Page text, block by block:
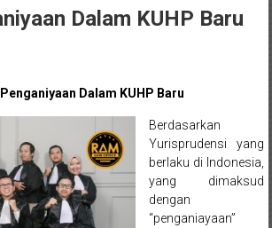
Dalam KUHP Baru
Dalam KUHP Baru
Berdasarkan
Yurisprudensi yang
berlaku di Indonesia,
yang dimaksud
dengan
“penganiayaan”